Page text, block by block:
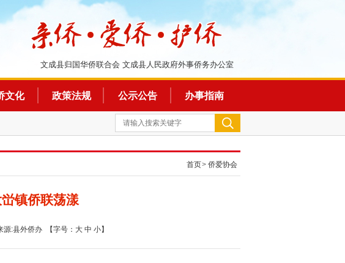
文成县归国华侨联合会 文成县人民政府外事侨务办公室
文化 政策法规 公示公告 办事指南
首页> 侨爱协会
镇侨联荡漾
:县外侨办 【字号： 大 中 小】